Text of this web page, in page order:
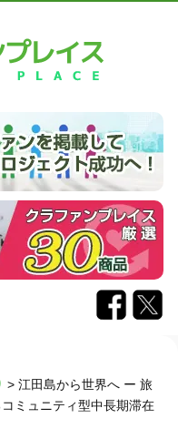
> 江田島から世界へ ー 旅
ミュニティ型中長期滞在